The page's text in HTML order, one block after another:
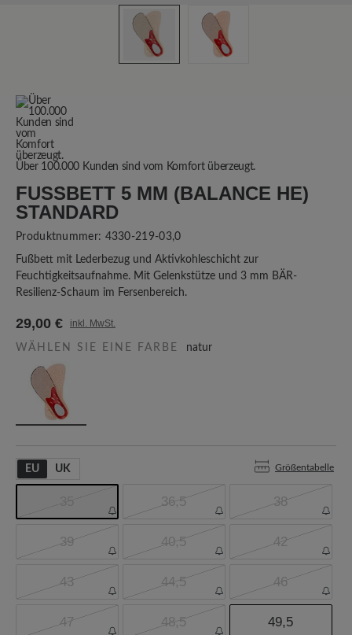
Über 100.000 Kunden sind vom Komfort überzeugt.
FUSSBETT 5 MM (BALANCE HE) S
TANDARD
Produktnummer: 4330-219-03,0
Fußbett mit Lederbezug und Aktivkohleschicht zur
Feuchtigkeitsaufnahme. Mit Gelenkstütze und 3 mm BÄR-
Resilienz-Schaum im Fersenbereich.
29,00 € inkl. MwSt.
WÄHLEN SIE EINE FARBE natur
EU UK Größentabelle
36,5 38
39 40,5 42
43 44,5 46
47 48,5 49,5